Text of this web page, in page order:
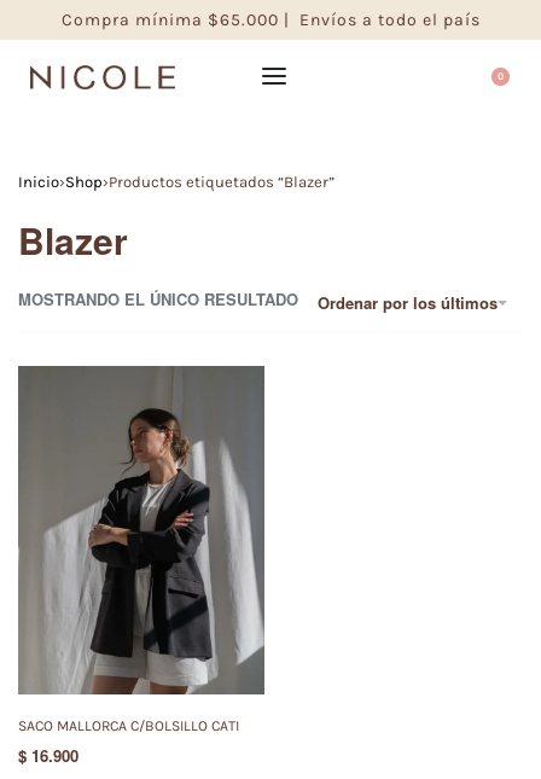
Compra mínima $65.000 | Envíos a todo el país
0
Inicio›Shop›Productos etiquetados “Blazer”
Blazer
MOSTRANDO EL ÚNICO RESULTADO Ordenar por los últimos
SACO MALLORCA C/BOLSILLO CATI
$ 16.900